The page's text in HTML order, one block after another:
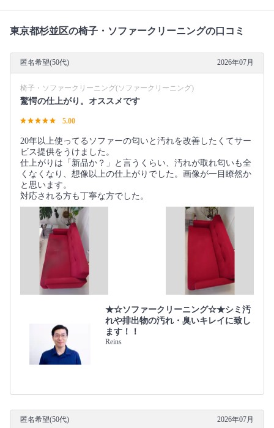
東京都杉並区の椅子・ソファークリーニングの口コミ
匿名希望(50代) 2026年07月
椅子・ソファークリーニング(ソファークリーニング)
驚愕の仕上がり。オススメです
5.00
20年以上使ってるソファーの匂いと汚れを改善したくてサー
ビス提供をうけました。
仕上がりは「新品か？」と言うくらい、汚れが取れ匂いも全
くなくなり、想像以上の仕上がりでした。画像が一目瞭然か
と思います。
対応される方も丁寧な方でした。
★☆ソファークリーニング☆★シミ汚
れや排出物の汚れ・臭いキレイに致し
ます！！
Reins
匿名希望(50代) 2026年07月